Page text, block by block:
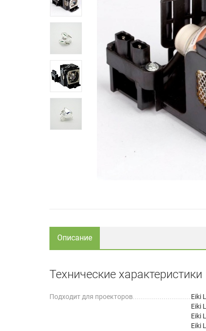
Описание
Технические характеристики
Подходит для проекторов
Eiki
Eiki
Eiki
Eiki